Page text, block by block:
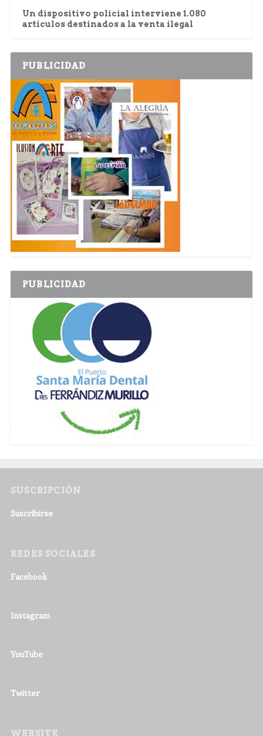
Un dispositivo policial interviene 1.080
artículos destinados a la venta ilegal
PUBLICIDAD
PUBLICIDAD
SUSCRIPCIÓN
Suscribirse
REDES SOCIALES
Facebook
Instagram
YouTube
Twitter